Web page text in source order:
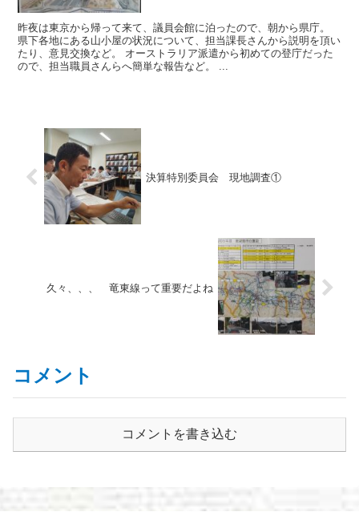
昨夜は東京から帰って来て、議員会館に泊ったので、朝から県庁。
県下各地にある山小屋の状況について、担当課長さんから説明を頂い
たり、意見交換など。 オーストラリア派遣から初めての登庁だった
ので、担当職員さんらへ簡単な報告など。 ...
決算特別委員会 現地調査①
久々、、、 竜東線って重要だよね
コメント
コメントを書き込む